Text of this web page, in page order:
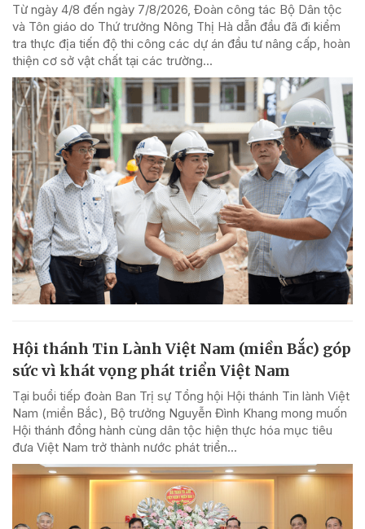
Từ ngày 4/8 đến ngày 7/8/2026, Đoàn công tác Bộ Dân tộc
và Tôn giáo do Thứ trưởng Nông Thị Hà dẫn đầu đã đi kiểm
tra thực địa tiến độ thi công các dự án đầu tư nâng cấp, hoàn
thiện cơ sở vật chất tại các trường...
Hội thánh Tin Lành Việt Nam (miền Bắc) góp
sức vì khát vọng phát triển Việt Nam
Tại buổi tiếp đoàn Ban Trị sự Tổng hội Hội thánh Tin lành Việt
Nam (miền Bắc), Bộ trưởng Nguyễn Đình Khang mong muốn
Hội thánh đồng hành cùng dân tộc hiện thực hóa mục tiêu
đưa Việt Nam trở thành nước phát triển...